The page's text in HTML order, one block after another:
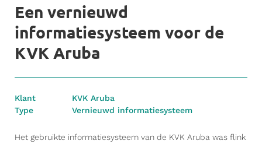
Een vernieuwd
informatiesysteem voor de
KVK Aruba
Klant
KVK Aruba
Type
Vernieuwd informatiesysteem
Het gebruikte informatiesysteem van de KVK Aruba was flink